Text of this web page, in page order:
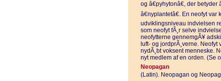
og â€pyhytonâ€, der betyder
â€nyplantetâ€. En neofyt
udviklingsniveau indvielsen
som neofyt fÃ¸r selve
neofytterne gennemgÃ¥
luft- og jordprÃ¸verne.
nydÃ¸bt voksent menneske.
nyt medlem af en orden. (Se
Neopagan
(Latin). Neopagan og